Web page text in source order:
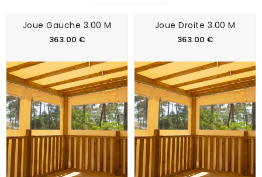
Joue Gauche 3.00 M
363.00 €
Joue Droite 3.00 M
363.00 €